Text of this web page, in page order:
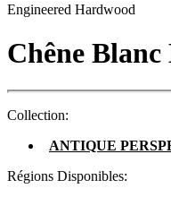
Engineered Hardwood
Chêne
Collection:
ANTIQUE
Régions Disponibles: